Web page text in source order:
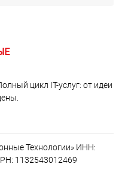
цикл IT-услуг: от идеи
Технологии» ИНН:
1132543012469